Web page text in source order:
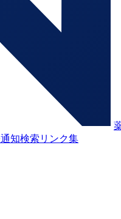
知検索 リンク集